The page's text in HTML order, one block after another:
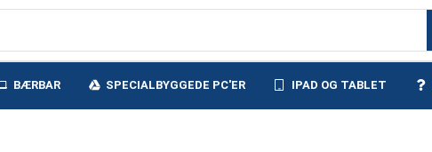
BÆRBAR SPECIALBYGGEDE PC'ER IPAD OG TABLET